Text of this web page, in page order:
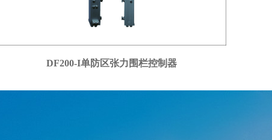
DF200-I单防区张力围栏控制器